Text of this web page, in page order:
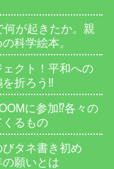
何が起きたか。親
科学絵本。
クト！平和への
折ろう‼️
に参加⁉️各々の
くるもの
タネ書き初め
願いとは